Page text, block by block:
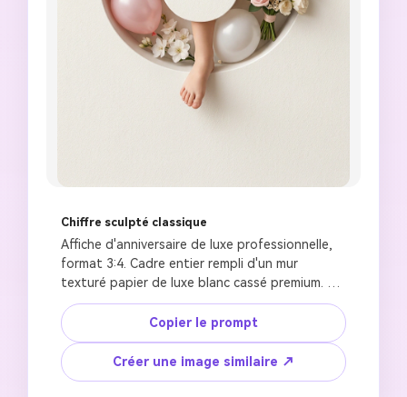
Chiffre sculpté classique
Affiche d'anniversaire de luxe professionnelle,
format 3:4. Cadre entier rempli d'un mur
texturé papier de luxe blanc cassé premium.
Grand chiffre [AGE] sculpté avec précision dans
le mur avec profondeur visible et ombres
intérieures réalistes. À l'intérieur du chiffre :
ballons doux roses et blancs, fleurs blanches
subtiles, arrangement de bouquet élégant,
Copier le prompt
Créer une image similaire ↗